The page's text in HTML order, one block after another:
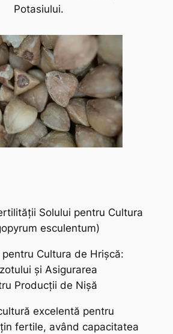
Potasiului.
Solului pentru Cultura
esculentum)
Cultura de Hrișcă:
și Asigurarea
Producții de Nișă
excelentă pentru
fertile, având capacitatea